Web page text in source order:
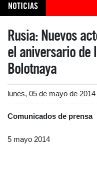
NOTICIAS
Rusia: Nuevos
el aniversario de
Bolotnaya
lunes, 05 de mayo de 2014
Comunicados de prensa
5 mayo 2014